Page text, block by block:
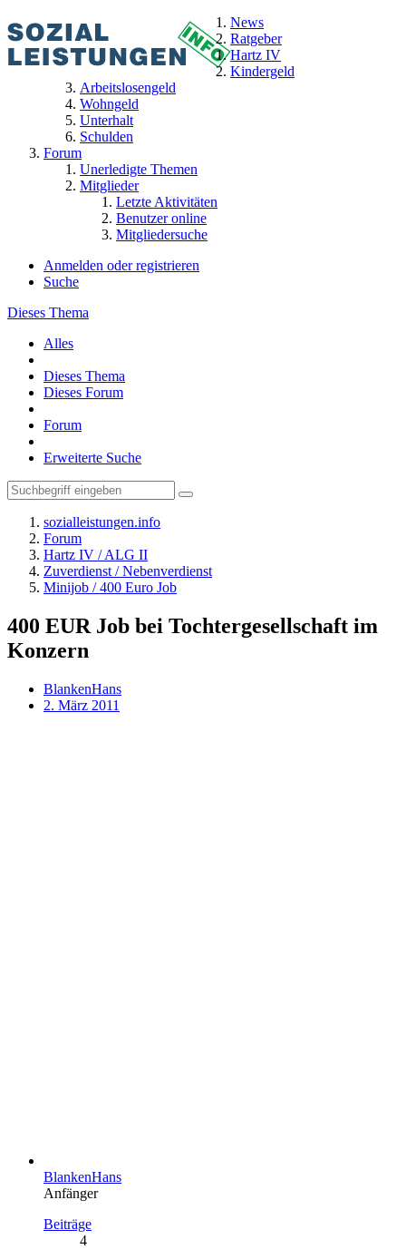
News
Ratgeber
Hartz IV
Kindergeld
Arbeitslosengeld
Wohngeld
Unterhalt
Schulden
Forum
Unerledigte Themen
Mitglieder
Letzte Aktivitäten
Benutzer online
Mitgliedersuche
Anmelden oder registrieren
Suche
Dieses Thema
Alles
Dieses Thema
Dieses Forum
Forum
Erweiterte Suche
sozialleistungen.info
Forum
Hartz IV / ALG II
Zuverdienst / Nebenverdienst
Minijob / 400 Euro Job
400 EUR Job bei Tochtergesellschaft im
Konzern
BlankenHans
2. März 2011
BlankenHans
Anfänger
Beiträge
4